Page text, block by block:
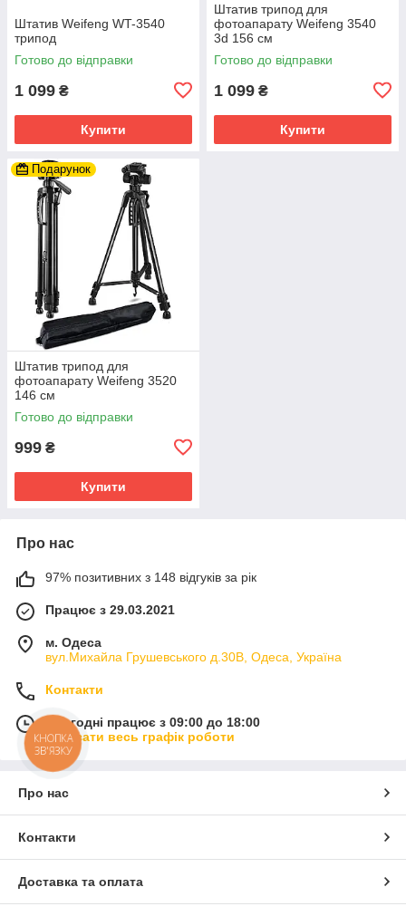
Штатив Weifeng WT-3540
трипод
Готово до відправки
1 099 ₴
Купити
Штатив трипод для
фотоапарату Weifeng 3540
3d 156 см
Готово до відправки
1 099 ₴
Купити
Подарунок
Штатив трипод для
фотоапарату Weifeng 3520
146 см
Готово до відправки
999 ₴
Купити
Про нас
97% позитивних з 148 відгуків за рік
Працює з 29.03.2021
м. Одеса
вул.Михайла Грушевського д.30В, Одеса, Україна
Контакти
Сьогодні працює з 09:00 до 18:00
Показати весь графік роботи
Про нас
Контакти
Доставка та оплата
КНОПКА
ЗВ'ЯЗКУ